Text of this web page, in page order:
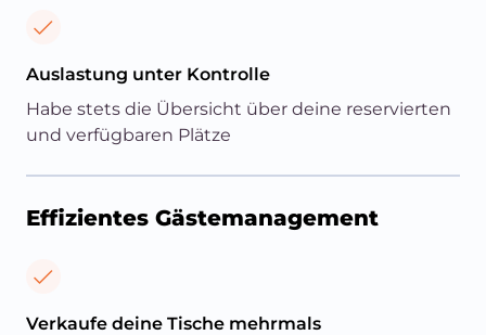
Auslastung unter Kontrolle
Habe stets die Übersicht über deine reservierten
und verfügbaren Plätze
Effizientes Gästemanagement
Verkaufe deine Tische mehrmals